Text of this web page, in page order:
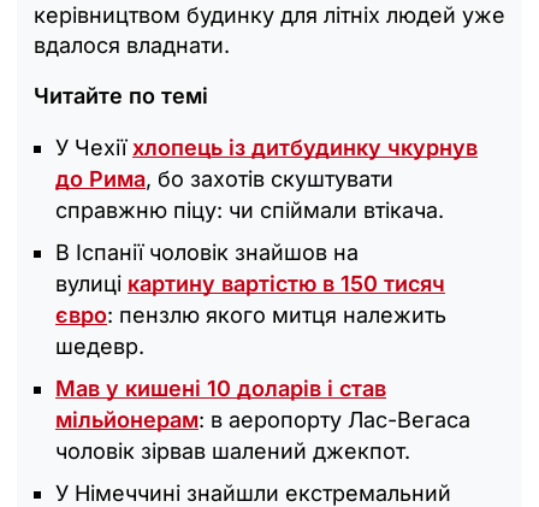
керівництвом будинку для літніх людей уже
вдалося владнати.
Читайте по темі
У Чехіїхлопець із дитбудинку чкурнув
до Рима, бо захотів скуштувати
справжню піцу: чи спіймали втікача.
В Іспанії чоловік знайшов на
вулиці картину вартістю в 150 тисяч
євро: пензлю якого митця належить
шедевр.
Мав у кишені 10 доларів і став
мільйонерам: в аеропорту Лас-Вегаса
чоловік зірвав шалений джекпот.
У Німеччині знайшли екстремальний